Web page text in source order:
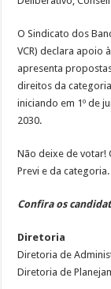
O Sindicato dos
VCR) declara apoio
apresenta
direitos da
iniciando em 1º de
2030.
Não deixe de votar!
Previ e da categoria.
Confira os
Diretoria
Diretoria de
Diretoria de